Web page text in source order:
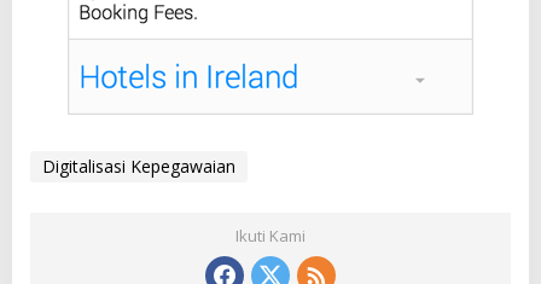
Digitalisasi Kepegawaian
Ikuti Kami